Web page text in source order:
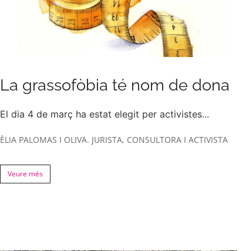
La grassofòbia té nom de dona
El dia 4 de març ha estat elegit per activistes...
ÈLIA PALOMAS I OLIVA. JURISTA, CONSULTORA I ACTIVISTA
Veure més